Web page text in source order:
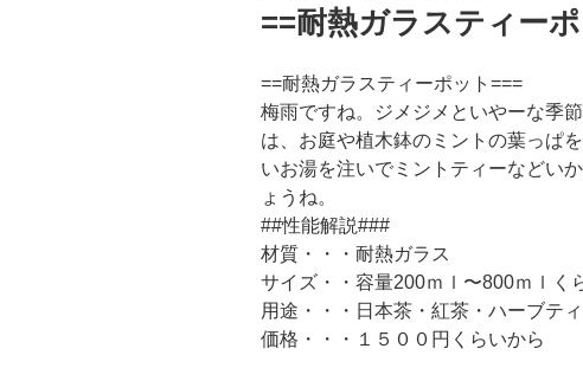
日:
==耐熱ガラスティー
==耐熱ガラスティーポット===
梅雨ですね。ジメジメといやーな季
は、お庭や植木鉢のミントの葉っぱ
いお湯を注いでミントティーなどい
ょうね。
##性能解説###
材質・・・耐熱ガラス
サイズ・・容量200ｍｌ〜800ｍｌく
用途・・・日本茶・紅茶・ハーブテ
価格・・・１５００円くらいから